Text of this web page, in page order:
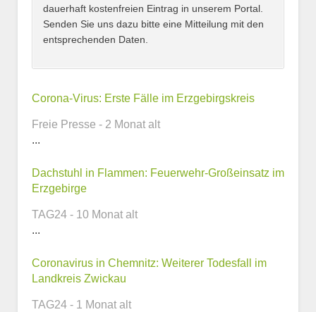
Kontaktmöglichkeiten
Webseite
dauerhaft kostenfreien Eintrag in unserem Portal.
Senden Sie uns dazu bitte eine Mitteilung mit den
entsprechenden Daten.
Corona-Virus: Erste Fälle im Erzgebirgskreis
Freie Presse - 2 Monat alt
...
Dachstuhl in Flammen: Feuerwehr-Großeinsatz im
Erzgebirge
TAG24 - 10 Monat alt
...
Coronavirus in Chemnitz: Weiterer Todesfall im
Landkreis Zwickau
TAG24 - 1 Monat alt